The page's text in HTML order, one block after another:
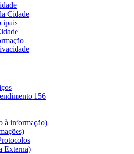
Cidade
156
à informação)
Externa)